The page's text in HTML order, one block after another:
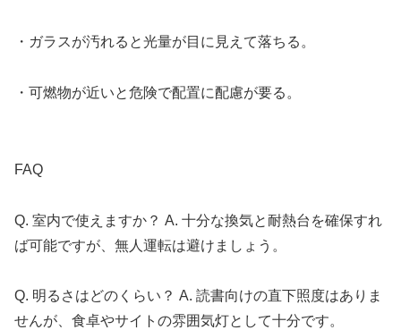
・ガラスが汚れると光量が目に見えて落ちる。
・可燃物が近いと危険で配置に配慮が要る。
FAQ
Q. 室内で使えますか？ A. 十分な換気と耐熱台を確保すれ
ば可能ですが、無人運転は避けましょう。
Q. 明るさはどのくらい？ A. 読書向けの直下照度はありま
せんが、食卓やサイトの雰囲気灯として十分です。